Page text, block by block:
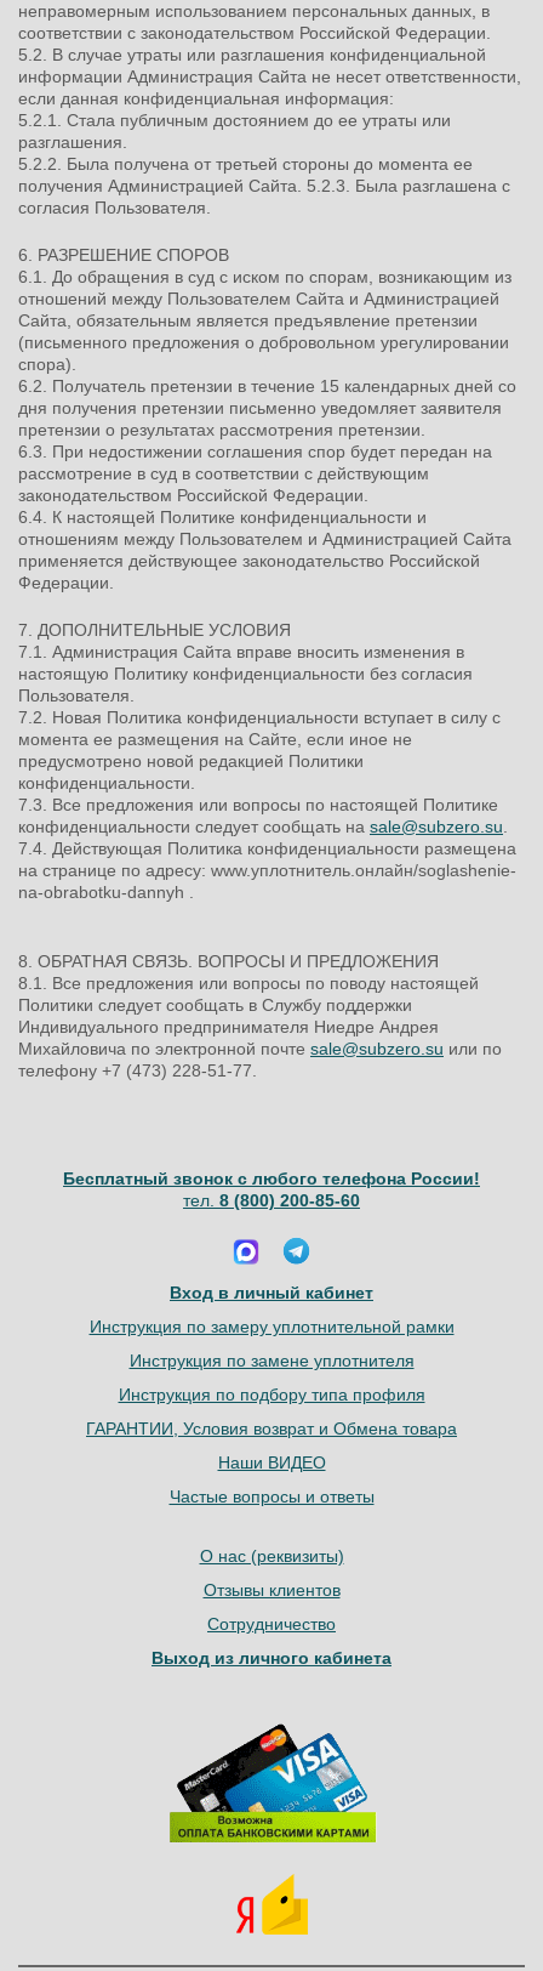
неправомерным использованием персональных данных, в
соответствии с законодательством Российской Федерации.
5.2. В случае утраты или разглашения конфиденциальной
информации Администрация Сайта не несет ответственности,
если данная конфиденциальная информация:
5.2.1. Стала публичным достоянием до ее утраты или
разглашения.
5.2.2. Была получена от третьей стороны до момента ее
получения Администрацией Сайта. 5.2.3. Была разглашена с
согласия Пользователя.
6. РАЗРЕШЕНИЕ СПОРОВ
6.1. До обращения в суд с иском по спорам, возникающим из
отношений между Пользователем Сайта и Администрацией
Сайта, обязательным является предъявление претензии
(письменного предложения о добровольном урегулировании
спора).
6.2. Получатель претензии в течение 15 календарных дней со
дня получения претензии письменно уведомляет заявителя
претензии о результатах рассмотрения претензии.
6.3. При недостижении соглашения спор будет передан на
рассмотрение в суд в соответствии с действующим
законодательством Российской Федерации.
6.4. К настоящей Политике конфиденциальности и
отношениям между Пользователем и Администрацией Сайта
применяется действующее законодательство Российской
Федерации.
7. ДОПОЛНИТЕЛЬНЫЕ УСЛОВИЯ
7.1. Администрация Сайта вправе вносить изменения в
настоящую Политику конфиденциальности без согласия
Пользователя.
7.2. Новая Политика конфиденциальности вступает в силу с
момента ее размещения на Сайте, если иное не
предусмотрено новой редакцией Политики
конфиденциальности.
7.3. Все предложения или вопросы по настоящей Политике
конфиденциальности следует сообщать на sale@subzero.su
7.4. Действующая Политика конфиденциальности размещена
на странице по адресу: www.уплотнитель.онлайн/soglashenie-
na-obrabotku-dannyh .
8. ОБРАТНАЯ СВЯЗЬ. ВОПРОСЫ И ПРЕДЛОЖЕНИЯ
8.1. Все предложения или вопросы по поводу настоящей
Политики следует сообщать в Службу поддержки
Индивидуального предпринимателя Ниедре Андрея
Михайловича по электронной почте sale@subzero.su или по
телефону +7 (473) 228-51-77.
Бесплатный звонок с любого телефона России!
тел. 8 (800) 200-85-60
Вход в личный кабинет
Инструкция по замеру уплотнительной рамки
Инструкция по замене уплотнителя
Инструкция по подбору типа профиля
ГАРАНТИИ, Условия возврат и Обмена товара
Наши ВИДЕО
Частые вопросы и ответы
О нас (реквизиты)
Отзывы клиентов
Сотрудничество
Выход из личного кабинета